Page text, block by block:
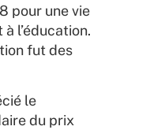
pour une vie
l’éducation.
fut des
le
du prix